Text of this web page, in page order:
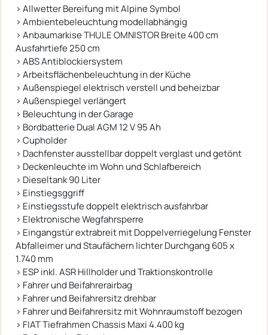
› Allwetter Bereifung mit Alpine Symbol
› Ambientebeleuchtung modellabhängig
› Anbaumarkise THULE OMNISTOR Breite 400 cm
Ausfahrtiefe 250 cm
› ABS Antiblockiersystem
› Arbeitsflächenbeleuchtung in der Küche
› Außenspiegel elektrisch verstell und beheizbar
› Außenspiegel verlängert
› Beleuchtung in der Garage
› Bordbatterie Dual AGM 12 V 95 Ah
› Cupholder
› Dachfenster ausstellbar doppelt verglast und getönt
› Deckenleuchte im Wohn und Schlafbereich
› Dieseltank 90 Liter
› Einstiegsggriff
› Einstiegsstufe doppelt elektrisch ausfahrbar
› Elektronische Wegfahrsperre
› Eingangstür extrabreit mit Doppelverriegelung Fenster
Abfalleimer und Staufächern lichter Durchgang 605 x
1.740 mm
› ESP inkl. ASR Hillholder und Traktionskontrolle
› Fahrer und Beifahrerairbag
› Fahrer und Beifahrersitz drehbar
› Fahrer und Beifahrersitz mit Wohnraumstoff bezogen
› FIAT Tiefrahmen Chassis Maxi 4.400 kg